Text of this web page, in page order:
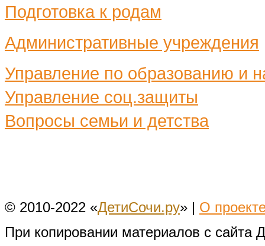
Подготовка к родам
Административные учреждения
Управление по образованию и
Управление соц.защиты
Вопросы семьи и детства
© 2010-2022 «ДетиСочи.ру» | О
При копировании материалов с сайта